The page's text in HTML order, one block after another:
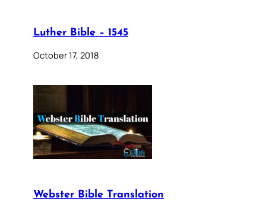
Luther Bible – 1545
October 17, 2018
Webster Bible Translation